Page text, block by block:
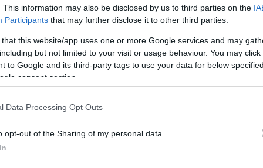
This information may also be disclosed by us to third parties on the
Participants that may further disclose it to other third parties.
that this website/app uses one or more Google services and may
but not limited to your visit or usage behaviour. You may
to Google and its third-party tags to use your data for below
consent section.
Data Processing Opt Outs
opt-out of the Sharing of my personal data.
και με πραγματική προσφορά στον τόπο. Σε
ο Νίκος παρέμενε αθεράπευτα
λόγια, άνθρωπος του μέτρου. Αγαπούσε
του πολεοδομικού σχεδιασμού,
να αντιμετωπίσουμε τον λαβύρινθο
τις πολεοδομίες. Πίστευε ότι ο πολίτης,
καθαρούς κανόνες, ξεκάθαρους
μαζί του, αναγνωρίζουμε την
έκανε πράξη αυτό το οποίο είπε ο Ελύτης.